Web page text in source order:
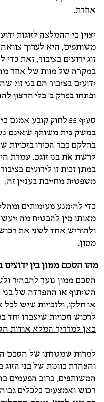
אחרת.
יצוין כי ההמלצה לזוגות
משותפים, היא לערוך
זוג ידועים בציבור, זאת
במקרה של מוות של אחד
ידועים בציבור הם בני זוג
ופתחו בפרק ב' בלי הרצון
סעיף 55 לחוק קובע
במשק בית משותף שאינם
בחלקם כבר הכירו בזכויות
לרשת את בני זוגם. עמדת
במתן זכות זו לידועים
משפטית מחייבת בעניין זה.
כדי להימנע מעימותים
מאותו מין להבטיח מה
ולהוריש אחד לשני את
ממון.
מהו הסכם ממון בין ידועים
הסכם ממון נועד להבהיר
השיתוף או ההפרדה של בני
או חלקו, ולזכויות שיש
לרכוש וזכויות שיצברו
כאן למדריך המלא אודות
למרות שמטרתו של הסכם
והצהרת כוונות של בני
המשותפים, ברוב הפעמים
רכוש ואמצעים כלכלים